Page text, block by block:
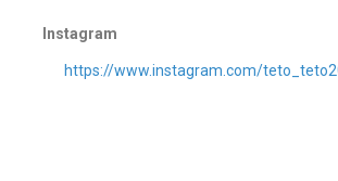
Instagram
https://www.instagram.com/